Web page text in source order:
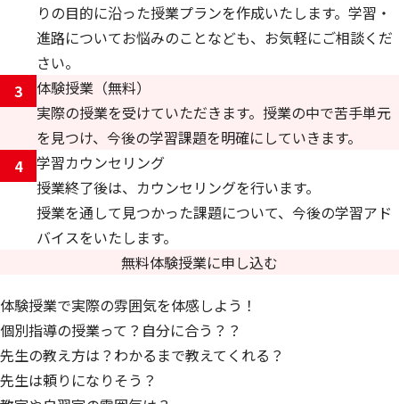
りの目的に沿った授業プランを作成いたします。学習・
進路についてお悩みのことなども、お気軽にご相談くだ
さい。
3
体験授業（無料）
実際の授業を受けていただきます。授業の中で苦手単元
を見つけ、今後の学習課題を明確にしていきます。
4
学習カウンセリング
授業終了後は、カウンセリングを行います。
授業を通して見つかった課題について、今後の学習アド
バイスをいたします。
無料体験授業に申し込む
体験授業で実際の雰囲気を体感しよう！
個別指導の授業って？自分に合う？？
先生の教え方は？わかるまで教えてくれる？
先生は頼りになりそう？